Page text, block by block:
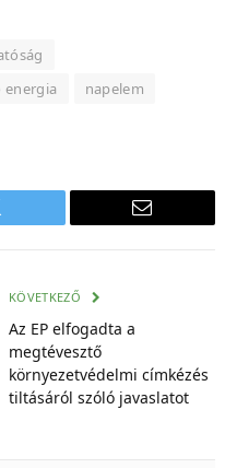
napelem
E-
KÖVETKEZŐ
Az EP elfogadta a
megtévesztő
környezetvédelmi címkézés
tiltásáról szóló javaslatot